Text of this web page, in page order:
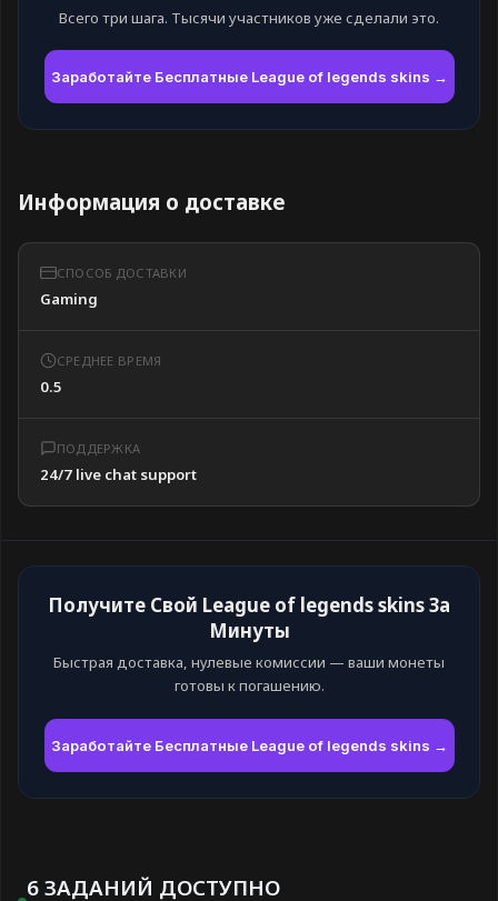
Всего три шага. Тысячи участников уже сделали это.
Заработайте Бесплатные League of legends skins →
Информация о доставке
СПОСОБ ДОСТАВКИ
Gaming
СРЕДНЕЕ ВРЕМЯ
0.5
ПОДДЕРЖКА
24/7 live chat support
Получите Свой League of legends skins За
Минуты
Быстрая доставка, нулевые комиссии — ваши монеты
готовы к погашению.
Заработайте Бесплатные League of legends skins →
6 ЗАДАНИЙ ДОСТУПНО